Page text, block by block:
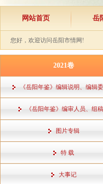
网站首页 岳
您好，欢迎访问岳阳市情网!
2021卷
《岳阳年鉴》编辑说明、编辑
《岳阳年鉴》编审人员、组
图片专辑
特 载
大事记